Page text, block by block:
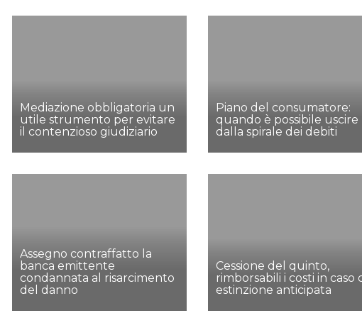
Mediazione obbligatoria un
utile strumento per evitare
il contenzioso giudiziario
Piano del consumatore:
quando è possibile uscire
dalla spirale dei debiti
Assegno contraffatto la
banca emittente
condannata al risarcimento
del danno
Cessione del quinto,
rimborsabili i costi in caso
estinzione anticipata